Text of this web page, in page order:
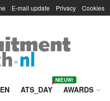
E-mail update Privacy Cookies
ATS_DAY
NIEUW!
AWARDS